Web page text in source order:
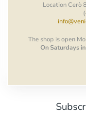
Location Cerò
The shop is open
On Saturdays